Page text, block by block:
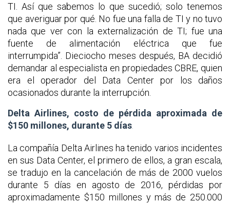
TI. Así que sabemos lo que sucedió; solo tenemos
que averiguar por qué. No fue una falla de TI y no tuvo
nada que ver con la externalización de TI; fue una
fuente de alimentación eléctrica que fue
interrumpida”. Dieciocho meses después, BA decidió
demandar al especialista en propiedades CBRE, quien
era el operador del Data Center por los daños
ocasionados durante la interrupción.
Delta Airlines, costo de pérdida aproximada de
$150 millones, durante 5 días
La compañía Delta Airlines ha tenido varios incidentes
en sus Data Center, el primero de ellos, a gran escala,
se tradujo en la cancelación de más de 2000 vuelos
durante 5 días en agosto de 2016, pérdidas por
aproximadamente $150 millones y más de 250.000